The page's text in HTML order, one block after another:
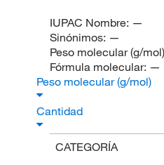
IUPAC Nombre: —
Sinónimos: —
Peso molecular (g/
Fórmula molecular: —
Peso molecular (g/mol)
Cantidad
CATEGORÍA